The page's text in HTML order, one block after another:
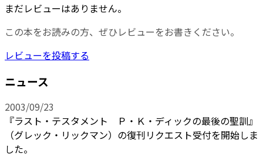
まだレビューはありません。
この本をお読みの方、ぜひレビューをお書きください。
レビューを投稿する
ニュース
2003/09/23
『ラスト・テスタメント Ｐ・Ｋ・ディックの最後の聖訓』
（グレック・リックマン）の復刊リクエスト受付を開始しま
した。